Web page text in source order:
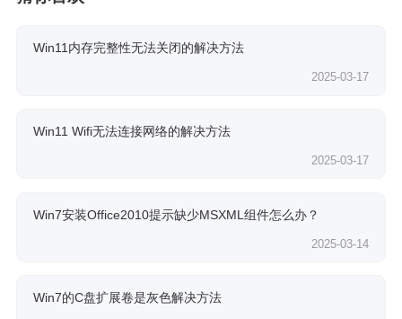
Win11内存完整性无法关闭的解决方法
2025-03-17
Win11 Wifi无法连接网络的解决方法
2025-03-17
Win7安装Office2010提示缺少MSXML组件怎么办？
2025-03-14
Win7的C盘扩展卷是灰色解决方法